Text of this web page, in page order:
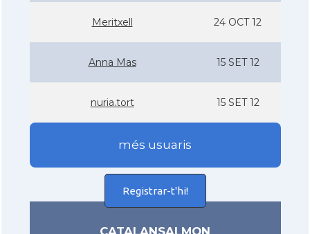
Meritxell 24 OCT 12
Anna Mas 15 SET 12
nuria.tort 15 SET 12
més usuaris
Registrar-t'hi!
CATALANSALMON